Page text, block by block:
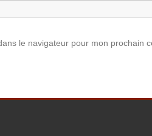
le navigateur pour mon prochain